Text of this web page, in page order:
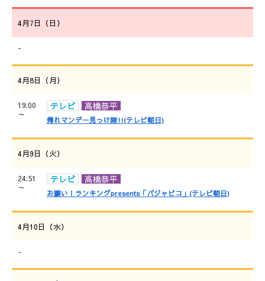
4月7日（日）
-
4月8日（月）
19:00
～
テレビ 高橋恭平
帰れマンデー見っけ隊!!(テレビ朝日)
4月9日（火）
24:51
～
テレビ 高橋恭平
お願い！ランキングpresents「パジャピコ」(テレビ朝日)
4月10日（水）
-